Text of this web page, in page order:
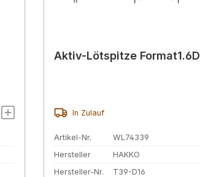
Aktiv-Lötspitze Format1.6D
In Zulauf
Artikel-Nr.
WL74339
Hersteller
HAKKO
Hersteller-Nr.
T39-D16